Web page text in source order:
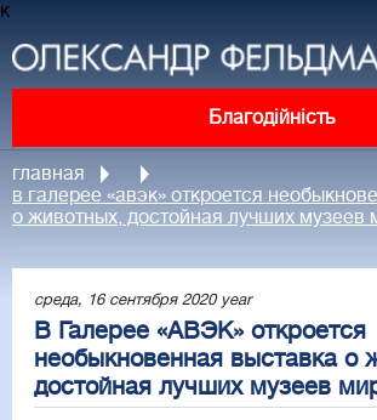
к
Благодійність
главная
в галерее «авэк» откроется
о животных, достойная лучших музеев
среда, 16 сентября 2020 year
В Галерее «АВЭК» откроется
необыкновенная выставка о
достойная лучших музеев